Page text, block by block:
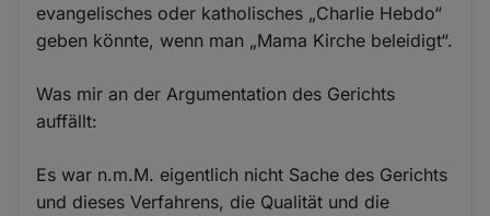
evangelisches oder katholisches „Charlie Hebdo“
geben könnte, wenn man „Mama Kirche beleidigt“.
Was mir an der Argumentation des Gerichts
auffällt:
Es war n.m.M. eigentlich nicht Sache des Gerichts
und dieses Verfahrens, die Qualität und die